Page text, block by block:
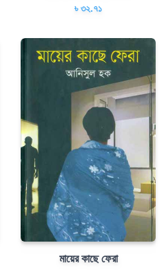
৳ ৩২.৭১
মায়ের কাছে ফেরা